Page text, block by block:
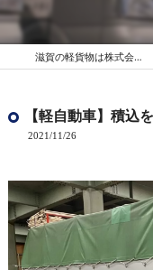
滋賀の軽貨物は株式会社石井運送
【軽自動車】積込
2021/11/26